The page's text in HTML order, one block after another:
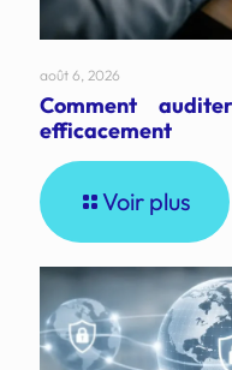
août 6, 2026
Comment
efficacement
Voir plus